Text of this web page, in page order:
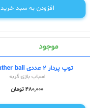
افزودن به سبد خرید
موجود
توپ پردار 2 عددی afp feather ball
اسباب بازی گربه
480,000 تومان